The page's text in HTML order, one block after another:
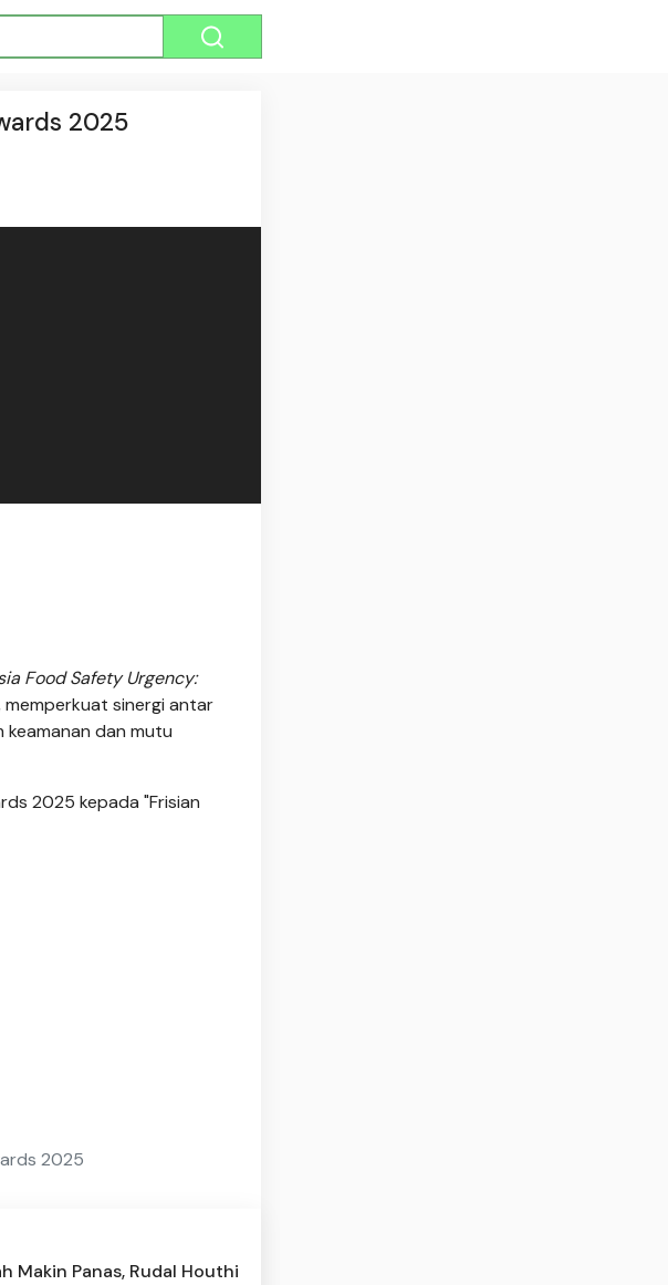
2025
Food Safety Urgency:
sinergi antar
dan mutu
2025 kepada "Frisian
2025
Makin Panas, Rudal Houthi